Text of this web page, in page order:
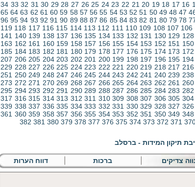
16
17
18
19
20
21
22
23
24
25
26
27
28
29
30
31
32
33
34
47
48
49
50
51
52
53
54
55
56
57
58
59
60
61
62
63
64
65
78
79
80
81
82
83
84
85
86
87
88
89
90
91
92
93
94
95
96
106
107
108
109
110
111
112
113
114
115
116
117
118
119
128
129
130
131
132
133
134
135
136
137
138
139
140
141
150
151
152
153
154
155
156
157
158
159
160
161
162
163
172
173
174
175
176
177
178
179
180
181
182
183
184
185
194
195
196
197
198
199
200
201
202
203
204
205
206
207
216
217
218
219
220
221
222
223
224
225
226
227
228
229
238
239
240
241
242
243
244
245
246
247
248
249
250
251
260
261
262
263
264
265
266
267
268
269
270
271
272
273
282
283
284
285
286
287
288
289
290
291
292
293
294
295
304
305
306
307
308
309
310
311
312
313
314
315
316
317
326
327
328
329
330
331
332
333
334
335
336
337
338
339
348
349
350
351
352
353
354
355
356
357
358
359
360
361
371
372
373
374
375
376
377
378
379
380
381
382
דווח הערות ברכות צדיקים